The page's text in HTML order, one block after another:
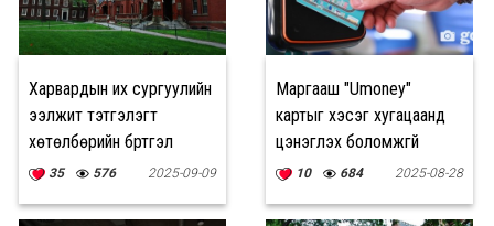
Харвардын их сургуулийн
ээлжит тэтгэлэгт
хөтөлбөрийн бүртгэл
эхэлжээ
35 576 2025-09-09
Маргааш "Umoney"
картыг хэсэг хугацаанд
цэнэглэх боломжгүй
болно
10 684 2025-08-28